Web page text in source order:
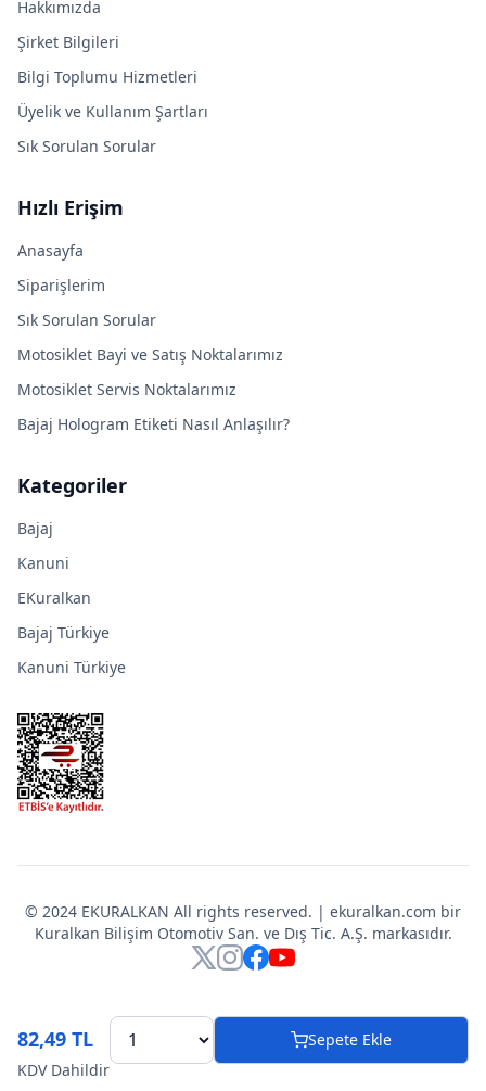
82,49 TL
KDV Dahildir
Sepete Ekle
Hakkımızda
Şirket Bilgileri
Bilgi Toplumu Hizmetleri
Üyelik ve Kullanım Şartları
Sık Sorulan Sorular
Hızlı Erişim
Anasayfa
Siparişlerim
Sık Sorulan Sorular
Motosiklet Bayi ve Satış Noktalarımız
Motosiklet Servis Noktalarımız
Bajaj Hologram Etiketi Nasıl Anlaşılır?
Kategoriler
Bajaj
Kanuni
EKuralkan
Bajaj Türkiye
Kanuni Türkiye
© 2024 EKURALKAN All rights reserved. | ekuralkan.com bir
Kuralkan Bilişim Otomotiv San. ve Dış Tic. A.Ş. markasıdır.